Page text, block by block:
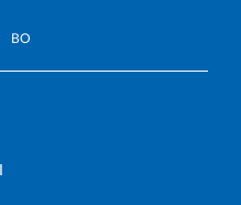
BO